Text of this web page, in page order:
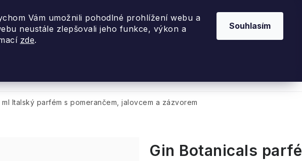
Vám umožnili pohodlné prohlížení webu a
neustále zlepšovali jeho funkce, výkon a
zde.
Souhlasím
Italský parfém s pomerančem, jalovcem a zázvorem
Gin Botanicals